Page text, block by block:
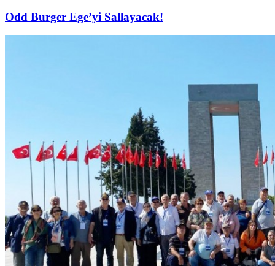
Odd Burger Ege’yi Sallayacak!